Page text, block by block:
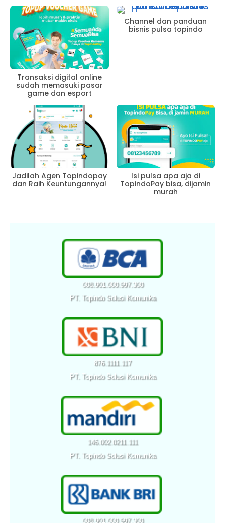
Transaksi digital online
sudah memasuki pasar
game dan esport
Channel dan panduan
bisnis pulsa topindo
Jadilah Agen Topindopay
dan Raih Keuntungannya!
Isi pulsa apa aja di
TopindoPay bisa, dijamin
murah
008.901.000.997.300
PT. Topindo Solusi Komunika
876.1111.117
PT. Topindo Solusi Komunika
146.002.0211.111
PT. Topindo Solusi Komunika
008.901.000.997.300